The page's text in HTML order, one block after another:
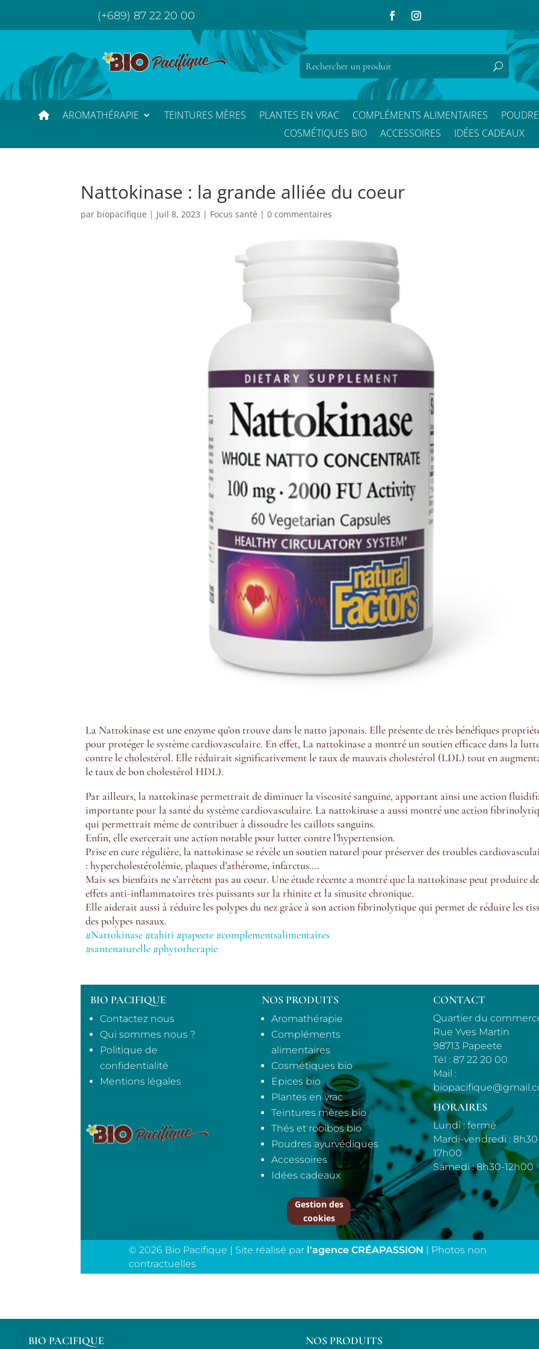
(+689) 87 22 20 00
AROMATHÉRAPIE TEINTURES MÈRES PLANTES EN VRAC COMPLÉMENTS ALIMENTAIRES
COSMÉTIQUES BIO
ACCESSOIRES IDÉES CADEAUX
Nattokinase : la grande alliée du coeur
par biopacifique | Juil 8, 2023 | Focus santé |0 commentaires
La Nattokinase est une enzyme qu’on trouve dans le natto japonais. Elle présente de très bénéfiques
pour protéger le système cardiovasculaire. En effet, La nattokinase a montré un soutien efficace dans la
contre le cholestérol. Elle réduirait significativement le taux de mauvais cholestérol (LDL) tout en
le taux de bon cholestérol HDL).
Par ailleurs, la nattokinase permettrait de diminuer laviscosité sanguine, apportant ainsi une action
importante pour la santé du système cardiovasculaire. La nattokinase a aussi montré une action
qui permettrait même de contribuer à dissoudre les caillots sanguins.
Enfin, elle exercerait une action notable pour lutter contre l’hypertension.
Prise en cure régulière, la nattokinase se révèle un soutien naturel pour préserver des troubles
: hypercholestérolémie, plaques d’athérome, infarctus….
Mais ses bienfaits ne s’arrêtent pas au coeur. Une étude récente a montré que la nattokinase peut produire
effets anti-inflammatoires très puissants sur la rhinite et la sinusite chronique.
Elle aiderait aussi à réduire les polypes du nez grâce à son action fibrinolytique qui permet de réduire les
des polypes nasaux.
#Nattokinase #tahiti #papeete #complementsalimentaires
#santenaturelle #phytotherapie
BIO PACIFIQUE
Contactez nous
Qui sommes nous ?
Politique de
confidentialité
Mentions légales
NOS PRODUITS
Aromathérapie
Compléments
alimentaires
Cosmétiques bio
Epices bio
Plantes en vrac
Teintures mères bio
Thés et rooibos bio
Poudres ayurvédiques
Accessoires
Idées cadeaux
Gestion des
cookies
CONTACT
Quartier du
Rue Yves Martin
98713 Papeete
Tél : 87 22 20 00
Mail :
HORAIRES
Lundi : fermé
Mardi-vendredi :
17h00
Samedi : 8h30-12h00
© 2026 Bio Pacifique | Site réalisé par l'agence CRÉAPASSION | Photos non
contractuelles
BIO PACIFIQUE NOS PRODUITS